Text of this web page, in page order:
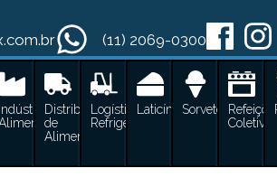
(11) 2069-0300
IndústriasDistribuidoras
de
Alimentos
Logística
Refrigerada
LaticíniosSorvetes
Coletivas